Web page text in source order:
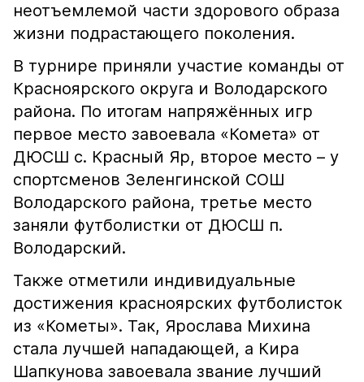
неотъемлемой части здорового образа
жизни подрастающего поколения.
В турнире приняли участие команды от
Красноярского округа и Володарского
района. По итогам напряжённых игр
первое место завоевала «Комета» от
ДЮСШ с. Красный Яр, второе место – у
спортсменов Зеленгинской СОШ
Володарского района, третье место
заняли футболистки от ДЮСШ п.
Володарский.
Также отметили индивидуальные
достижения красноярских футболисток
из «Кометы». Так, Ярослава Михина
стала лучшей нападающей, а Кира
Шапкунова завоевала звание лучший